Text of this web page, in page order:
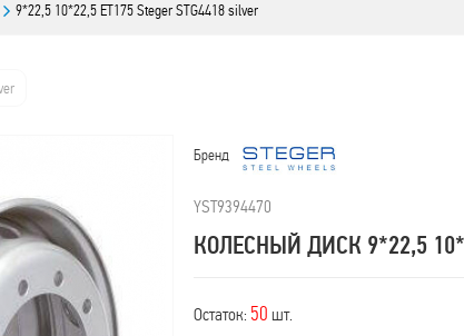
9*22,5 10*22,5 ET175 Steger STG4418 silver
Бренд
YST9394470
КОЛЕСНЫЙ ДИСК 9*22,5
Остаток: 50 шт.